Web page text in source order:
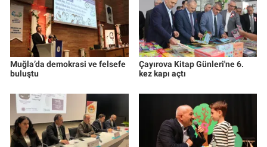
Muğla’da demokrasi ve felsefe
buluştu
Çayırova Kitap Günleri'ne 6.
kez kapı açtı